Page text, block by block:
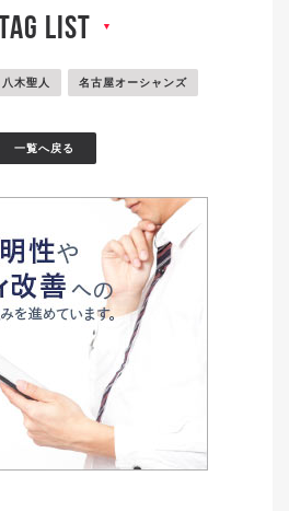
tag list ▼
八木聖人 名古屋オーシャンズ
一覧へ戻る